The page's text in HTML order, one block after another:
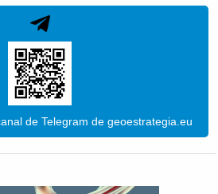
de Telegram de geoestrategia.eu